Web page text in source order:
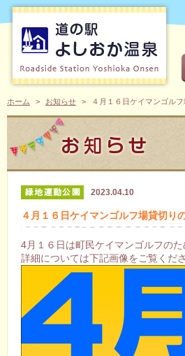
ホーム お知らせ ４月１６日ケイマンゴル
2023.04.10
４月１６日ケイマンゴルフ場貸切り
4月１６日は町民ケイマンゴルフの
詳細については下記画像をご覧くださ